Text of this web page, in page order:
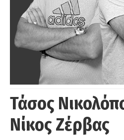
Τάσος
Νίκος Ζέρβας